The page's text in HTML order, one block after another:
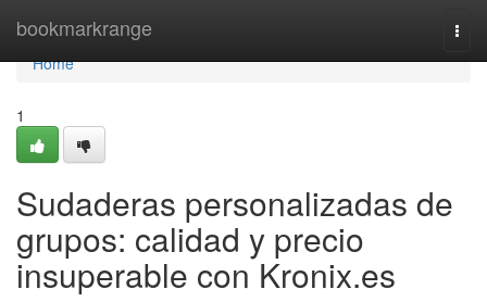
bookmarkrange
Home
Home
1
Sudaderas personalizadas de
grupos: calidad y precio
insuperable con Kronix.es